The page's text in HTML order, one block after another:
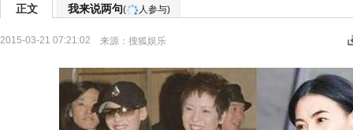
正文 我来说两句( 人参与)
2015-03-21 07:21:02 来源： 搜狐娱乐